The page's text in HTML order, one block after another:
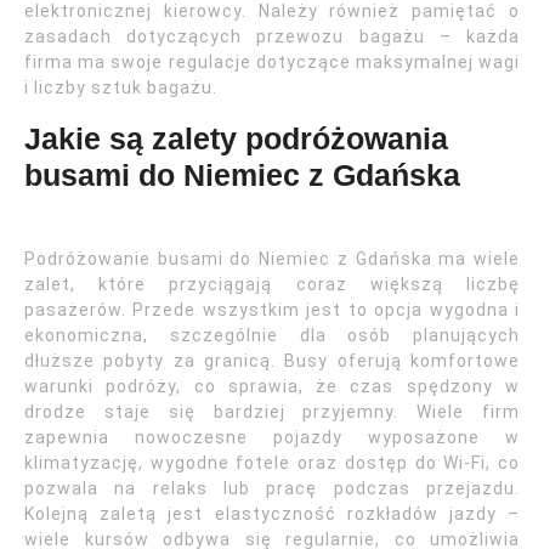
elektronicznej kierowcy. Należy również pamiętać o
zasadach dotyczących przewozu bagażu – każda
firma ma swoje regulacje dotyczące maksymalnej wagi
i liczby sztuk bagażu.
Jakie są zalety podróżowania
busami do Niemiec z Gdańska
Podróżowanie busami do Niemiec z Gdańska ma wiele
zalet, które przyciągają coraz większą liczbę
pasażerów. Przede wszystkim jest to opcja wygodna i
ekonomiczna, szczególnie dla osób planujących
dłuższe pobyty za granicą. Busy oferują komfortowe
warunki podróży, co sprawia, że czas spędzony w
drodze staje się bardziej przyjemny. Wiele firm
zapewnia nowoczesne pojazdy wyposażone w
klimatyzację, wygodne fotele oraz dostęp do Wi-Fi, co
pozwala na relaks lub pracę podczas przejazdu.
Kolejną zaletą jest elastyczność rozkładów jazdy –
wiele kursów odbywa się regularnie, co umożliwia